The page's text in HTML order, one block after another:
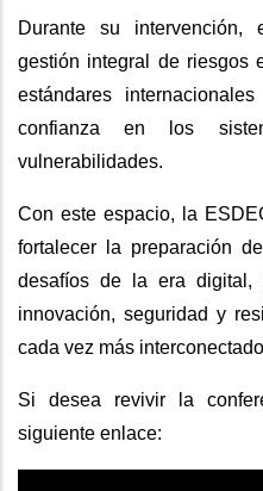
Durante su
gestión integral de riesgos
estándares
confianza en los
vulnerabilidades.
Con este espacio, la
fortalecer la preparación
desafíos de la era digital,
innovación, seguridad y
cada vez más
Si desea revivir la
siguiente enlace: